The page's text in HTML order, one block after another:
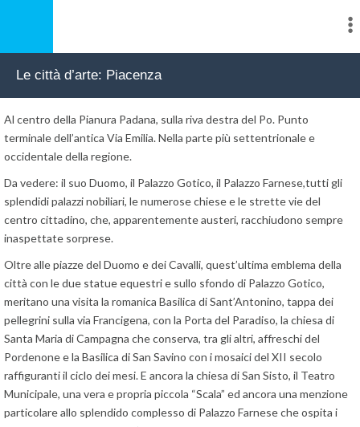
Le città d’arte: Piacenza
Al centro della Pianura Padana, sulla riva destra del Po. Punto
terminale dell’antica Via Emilia. Nella parte più settentrionale e
occidentale della regione.
Da vedere: il suo Duomo, il Palazzo Gotico, il Palazzo Farnese,tutti gli
splendidi palazzi nobiliari, le numerose chiese e le strette vie del
centro cittadino, che, apparentemente austeri, racchiudono sempre
inaspettate sorprese.
Oltre alle piazze del Duomo e dei Cavalli, quest’ultima emblema della
città con le due statue equestri e sullo sfondo di Palazzo Gotico,
meritano una visita la romanica Basilica di Sant’Antonino, tappa dei
pellegrini sulla via Francigena, con la Porta del Paradiso, la chiesa di
Santa Maria di Campagna che conserva, tra gli altri, affreschi del
Pordenone e la Basilica di San Savino con i mosaici del XII secolo
raffiguranti il ciclo dei mesi. E ancora la chiesa di San Sisto, il Teatro
Municipale, una vera e propria piccola “Scala” ed ancora una menzione
particolare allo splendido complesso di Palazzo Farnese che ospita i